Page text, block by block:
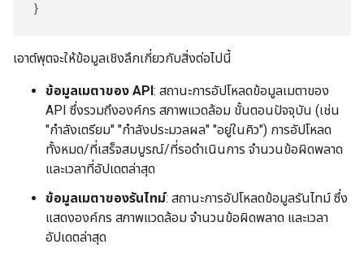
เอาต์พุตจะให้ข้อมูลเชิงลึกเกี่ยวกับสิ่งต่อไปนี้
ข้อมูลเมตาของ API: สถานะการอัปโหลดข้อมูลเมตาของ
API ซึ่งรวมถึงองค์กร สภาพแวดล้อม ขั้นตอนปัจจุบัน (เช่น
"กำลังเตรียม" "กำลังประมวลผล" "อยู่ในคิว") การอัปโหลด
ทั้งหมด/ที่เสร็จสมบูรณ์/ที่รอดำเนินการ จำนวนข้อผิดพลาด
และเวลาที่อัปเดตล่าสุด
ข้อมูลเมตาของรันไทม์: สถานะการอัปโหลดข้อมูลรันไทม์ ซึ่ง
แสดงองค์กร สภาพแวดล้อม จำนวนข้อผิดพลาด และเวลา
อัปเดตล่าสุด